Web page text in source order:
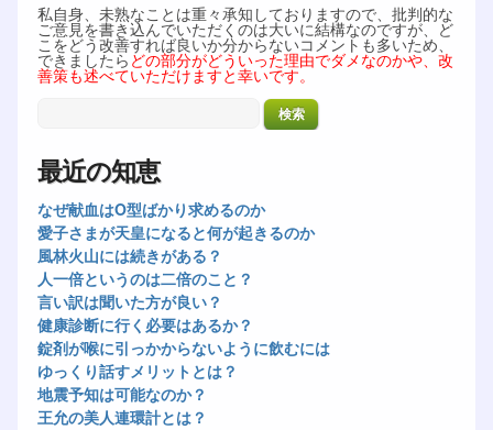
私自身、未熟なことは重々承知しておりますので、批判的な
ご意見を書き込んでいただくのは大いに結構なのですが、ど
こをどう改善すれば良いか分からないコメントも多いため、
できましたら どの部分がどういった理由でダメなのかや、改
善策も述べていただけますと幸いです。
最近の知恵
なぜ献血はO型ばかり求めるのか
愛子さまが天皇になると何が起きるのか
風林火山には続きがある？
人一倍というのは二倍のこと？
言い訳は聞いた方が良い？
健康診断に行く必要はあるか？
錠剤が喉に引っかからないように飲むには
ゆっくり話すメリットとは？
地震予知は可能なのか？
王允の美人連環計とは？